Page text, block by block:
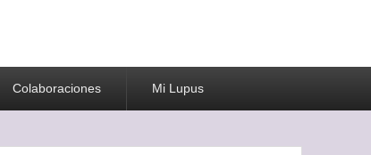
Colaboraciones Mi Lupus